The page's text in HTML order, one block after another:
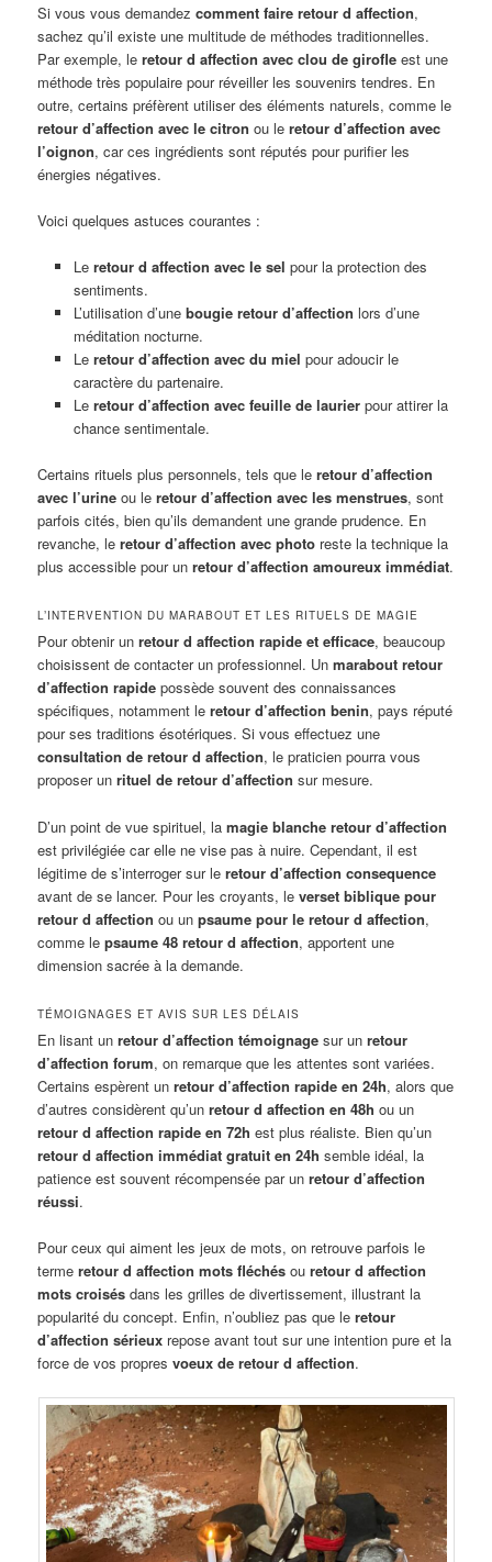
Si vous vous demandezcomment faire retour d affection,
sachez qu’il existe une multitude de méthodes traditionnelles.
Par exemple, leretour d affection avec clou de girofle est une
méthode très populaire pour réveiller les souvenirs tendres. En
outre, certains préfèrent utiliser des éléments naturels, comme le
retour d’affection avec le citron ou leretour d’affection avec
l’oignon, car ces ingrédients sont réputés pour purifier les
énergies négatives.
Voici quelques astuces courantes :
Le retour d affection avec le sel pour la protection des
sentiments.
L’utilisation d’une bougie retour d’affection lors d’une
méditation nocturne.
Le retour d’affection avec du miel pour adoucir le
caractère du partenaire.
Le retour d’affection avec feuille de laurierpour attirer la
chance sentimentale.
Certains rituels plus personnels, tels que leretour d’affection
avec l’urine ou leretour d’affection avec les menstrues, sont
parfois cités, bien qu’ils demandent une grande prudence. En
revanche, leretour d’affection avec photo reste la technique la
plus accessible pour unretour d’affection amoureux immédiat.
L’INTERVENTION DU MARABOUT ET LES RITUELS DE MAGIE
Pour obtenir unretour d affection rapide et efficace, beaucoup
choisissent de contacter un professionnel. Unmarabout retour
d’affection rapide possède souvent des connaissances
spécifiques, notamment leretour d’affection benin, pays réputé
pour ses traditions ésotériques. Si vous effectuez une
consultation de retour d affection, le praticien pourra vous
proposer unrituel de retour d’affection sur mesure.
D’un point de vue spirituel, lamagie blanche retour d’affection
est privilégiée car elle ne vise pas à nuire. Cependant, il est
légitime de s’interroger sur leretour d’affection consequence
avant de se lancer. Pour les croyants, leverset biblique pour
retour d affection ou unpsaume pour le retour d affection,
comme lepsaume 48 retour d affection, apportent une
dimension sacrée à la demande.
TÉMOIGNAGES ET AVIS SUR LES DÉLAIS
En lisant unretour d’affection témoignage sur unretour
d’affection forum, on remarque que les attentes sont variées.
Certains espèrent unretour d’affection rapide en 24h, alors que
d’autres considèrent qu’unretour d affection en 48h ou un
retour d affection rapide en 72h est plus réaliste. Bien qu’un
retour d affection immédiat gratuit en 24h semble idéal, la
patience est souvent récompensée par unretour d’affection
réussi.
Pour ceux qui aiment les jeux de mots, on retrouve parfois le
termeretour d affection mots fléchés ouretour d affection
mots croisés dans les grilles de divertissement, illustrant la
popularité du concept. Enfin, n’oubliez pas que leretour
d’affection sérieux repose avant tout sur une intention pure et la
force de vos propresvoeux de retour d affection.